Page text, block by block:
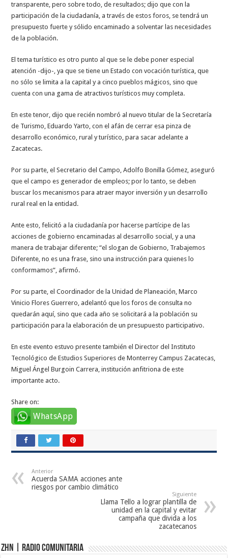
transparente, pero sobre todo, de resultados; dijo que con la
participación de la ciudadanía, a través de estos foros, se tendrá un
presupuesto fuerte y sólido encaminado a solventar las necesidades
de la población.
El tema turístico es otro punto al que se le debe poner especial
atención -dijo-, ya que se tiene un Estado con vocación turística, que
no sólo se limita a la capital y a cinco pueblos mágicos, sino que
cuenta con una gama de atractivos turísticos muy completa.
En este tenor, dijo que recién nombró al nuevo titular de la Secretaría
de Turismo, Eduardo Yarto, con el afán de cerrar esa pinza de
desarrollo económico, rural y turístico, para sacar adelante a
Zacatecas.
Por su parte, el Secretario del Campo, Adolfo Bonilla Gómez, aseguró
que el campo es generador de empleos; por lo tanto, se deben
buscar los mecanismos para atraer mayor inversión y un desarrollo
rural real en la entidad.
Ante esto, felicitó a la ciudadanía por hacerse partícipe de las
acciones de gobierno encaminadas al desarrollo social, y a una
manera de trabajar diferente; “el slogan de Gobierno, Trabajemos
Diferente, no es una frase, sino una instrucción para quienes lo
conformamos”, afirmó.
Por su parte, el Coordinador de la Unidad de Planeación, Marco
Vinicio Flores Guerrero, adelantó que los foros de consulta no
quedarán aquí, sino que cada año se solicitará a la población su
participación para la elaboración de un presupuesto participativo.
En este evento estuvo presente también el Director del Instituto
Tecnológico de Estudios Superiores de Monterrey Campus Zacatecas,
Miguel Ángel Burgoin Carrera, institución anfitriona de este
importante acto.
Share on:
WhatsApp
Anterior
Acuerda SAMA acciones ante
riesgos por cambio climático
Siguiente
Llama Tello a lograr plantilla de
unidad en la capital y evitar
campaña que divida a los
zacatecanos
ZHN | Radio Comunitaria